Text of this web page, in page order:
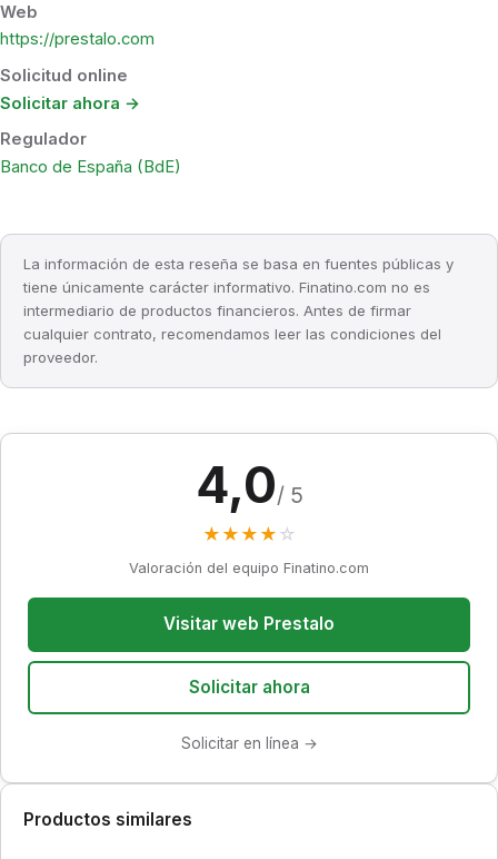
Web
https://prestalo.com
Solicitud online
Solicitar ahora →
Regulador
Banco de España (BdE)
La información de esta reseña se basa en fuentes públicas y
tiene únicamente carácter informativo. Finatino.com no es
intermediario de productos financieros. Antes de firmar
cualquier contrato, recomendamos leer las condiciones del
proveedor.
4,0/ 5
★ ★ ★ ★ ☆
Valoración del equipo Finatino.com
Visitar web Prestalo
Solicitar ahora
Solicitar en línea →
Productos similares